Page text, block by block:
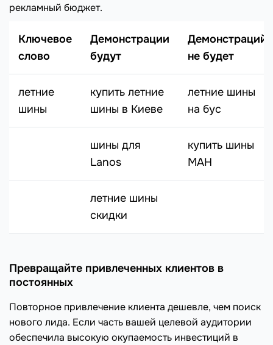
рекламный бюджет.
Ключевое
слово
Демонстрации
будут
Демонстраций
не будет
летние
шины
купить летние
шины в Киеве
летние шины
на бус
шины для
Lanos
купить шины
МАН
летние шины
скидки
Превращайте привлеченных клиентов в
постоянных
Повторное привлечение клиента дешевле, чем поиск
нового лида. Если часть вашей целевой аудитории
обеспечила высокую окупаемость инвестиций в